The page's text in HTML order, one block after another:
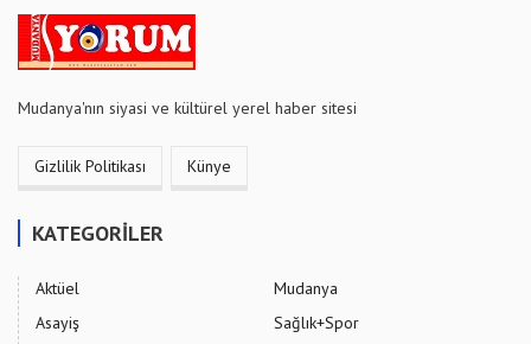
Mudanya'nın siyasi ve kültürel yerel haber sitesi
Gizlilik Politikası Künye
KATEGORİLER
Aktüel
Asayiş
Mudanya
Sağlık+Spor